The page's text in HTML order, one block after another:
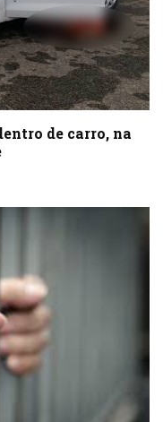
de carro, na